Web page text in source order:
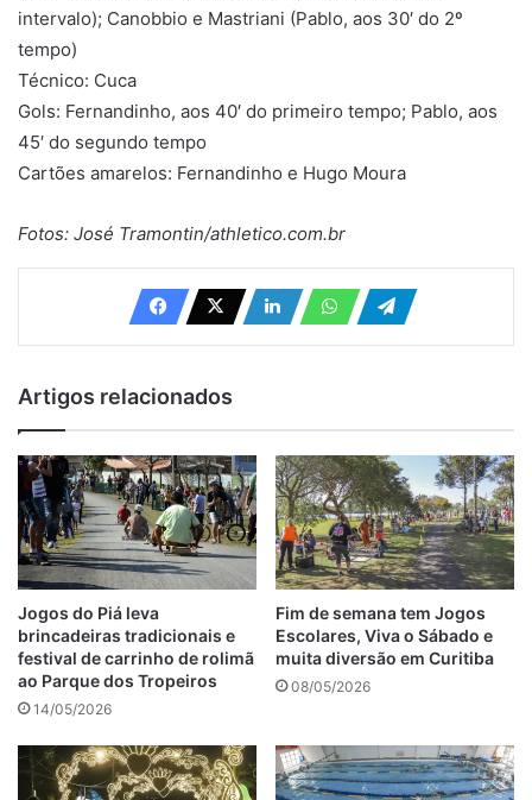
intervalo); Canobbio e Mastriani (Pablo, aos 30′ do 2º
tempo)
Técnico: Cuca
Gols: Fernandinho, aos 40′ do primeiro tempo; Pablo, aos
45′ do segundo tempo
Cartões amarelos: Fernandinho e Hugo Moura
Fotos: José Tramontin/athletico.com.br
Artigos relacionados
Jogos do Piá leva
brincadeiras tradicionais e
festival de carrinho de rolimã
ao Parque dos Tropeiros
14/05/2026
Fim de semana tem Jogos
Escolares, Viva o Sábado e
muita diversão em Curitiba
08/05/2026